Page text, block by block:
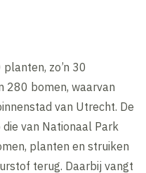
zo’n 30
280 bomen, waarvan
van Utrecht. De
van Nationaal Park
planten en struiken
terug. Daarbij vangt